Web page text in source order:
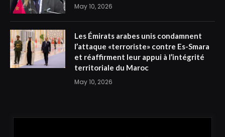
May 10, 2026
Les Émirats arabes unis condamnent
l’attaque «terroriste» contre Es-Smara
et réaffirment leur appui à l’intégrité
territoriale du Maroc
May 10, 2026